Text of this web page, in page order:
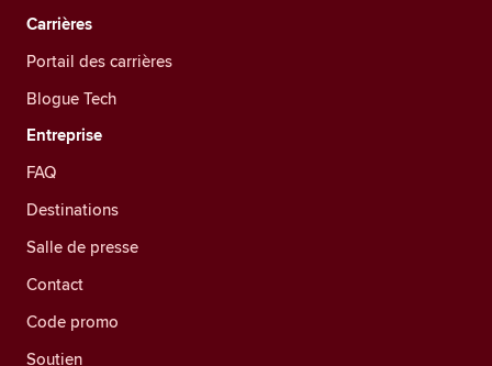
Carrières
Portail des carrières
Blogue Tech
Entreprise
FAQ
Destinations
Salle de presse
Contact
Code promo
Soutien